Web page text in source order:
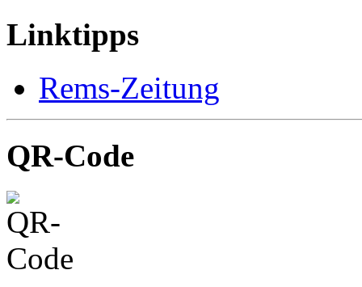
Linktipps
Rems-Zeitung
QR-Code